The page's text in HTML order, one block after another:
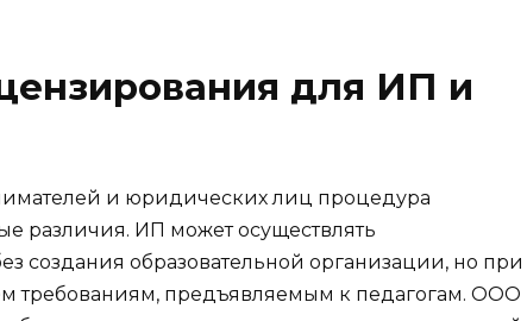
для ИП и
и юридических лиц процедура
различия. ИП может осуществлять
создания образовательной организации, но при
требованиям, предъявляемым к педагогам. ООО